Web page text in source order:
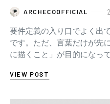
ARCHECOOFFICIAL
要件定義の入り口でよく出
です。ただ、言葉だけが先
に描くこと」が目的になっ
VIEW POST